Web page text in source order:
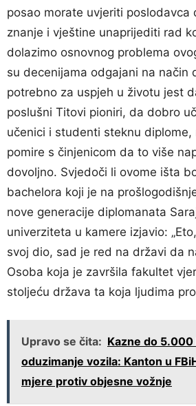
posao morate uvjeriti poslodavca
znanje i vještine unaprijediti rad
dolazimo osnovnog problema
su decenijama odgajani na način
potrebno za uspjeh u životu jest
poslušni Titovi pioniri, da dobro
učenici i studenti steknu diplome,
pomire s činjenicom da to više
dovoljno. Svjedoči li ovome išta
bachelora koji je na
nove generacije diplomanata
univerziteta u kamere izjavio:
svoj dio, sad je red na državi da
Osoba koja je završila fakultet
stoljeću država ta koja ljudima
Upravo se čita: Kazne do
oduzimanje vozila: Kanton u
mjere protiv objesne vožnje